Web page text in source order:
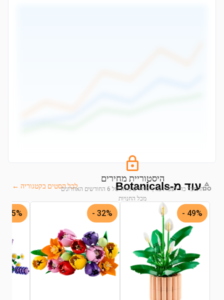
היסטוריית מחירים
התחבר כדי לצפות בגרף מחירים מלא של 6 החודשים האחרונים
מכל החנויות
התחבר לצפייה בגרף
עוד מ-Botanicals לכל הסטים בקטגוריה ←
49% -
32% -
45% -